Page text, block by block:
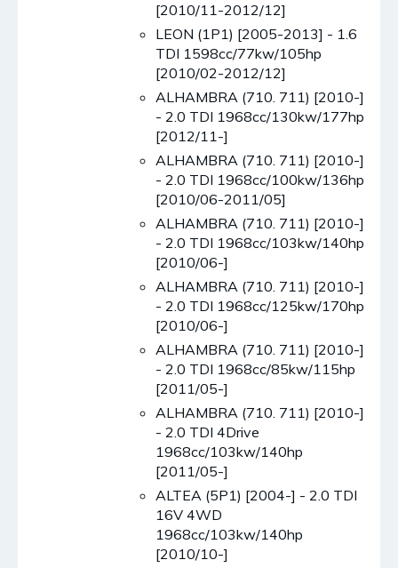
[2010/11-2012/12]
LEON (1P1) [2005-2013] - 1.6
TDI 1598cc/77kw/105hp
[2010/02-2012/12]
ALHAMBRA (710. 711) [2010-]
- 2.0 TDI 1968cc/130kw/177hp
[2012/11-]
ALHAMBRA (710. 711) [2010-]
- 2.0 TDI 1968cc/100kw/136hp
[2010/06-2011/05]
ALHAMBRA (710. 711) [2010-]
- 2.0 TDI 1968cc/103kw/140hp
[2010/06-]
ALHAMBRA (710. 711) [2010-]
- 2.0 TDI 1968cc/125kw/170hp
[2010/06-]
ALHAMBRA (710. 711) [2010-]
- 2.0 TDI 1968cc/85kw/115hp
[2011/05-]
ALHAMBRA (710. 711) [2010-]
- 2.0 TDI 4Drive
1968cc/103kw/140hp
[2011/05-]
ALTEA (5P1) [2004-] - 2.0 TDI
16V 4WD
1968cc/103kw/140hp
[2010/10-]